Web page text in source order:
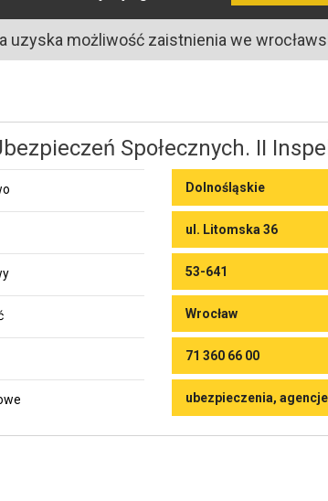
możliwość zaistnienia we
Społecznych. II
Dolnośląskie
ul. Litomska 36
53-641
Wrocław
71 360 66 00
ubezpieczenia,